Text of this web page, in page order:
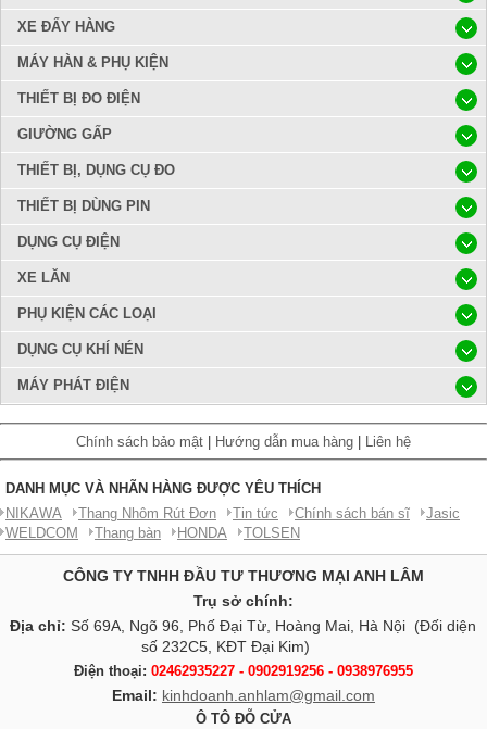
XE ĐẨY HÀNG
MÁY HÀN & PHỤ KIỆN
THIẾT BỊ ĐO ĐIỆN
GIƯỜNG GẤP
THIẾT BỊ, DỤNG CỤ ĐO
THIẾT BỊ DÙNG PIN
DỤNG CỤ ĐIỆN
XE LĂN
PHỤ KIỆN CÁC LOẠI
DỤNG CỤ KHÍ NÉN
MÁY PHÁT ĐIỆN
Chính sách bảo mật Hướng dẫn mua hàng Liên hệ
DANH MỤC VÀ NHÃN HÀNG ĐƯỢC YÊU THÍCH
NIKAWA
Thang Nhôm Rút Đơn Tin tức Chính sách bán sĩ
Jasic
WELDCOM
Thang bàn HONDA TOLSEN
CÔNG TY TNHH ĐẦU TƯ THƯƠNG MẠI ANH LÂM
Trụ sở chính:
Địa chỉ: Số 69A, Ngõ 96, Phố Đại Từ, Hoàng Mai, Hà Nội (Đối diện
số 232C5, KĐT Đại Kim)
Điện thoại: 02462935227 - 0902919256 - 0938976955
Email: kinhdoanh.anhlam@gmail.com
Ô TÔ ĐỖ CỬA